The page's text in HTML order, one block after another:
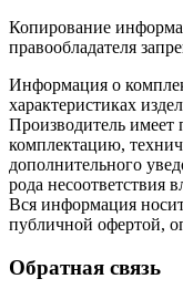
Копирование
правообладателя
Информация о
характеристиках
Производитель имеет
комплектацию,
дополнительного
рода несоответствия
Вся информация
публичной офертой,
Обратная связь